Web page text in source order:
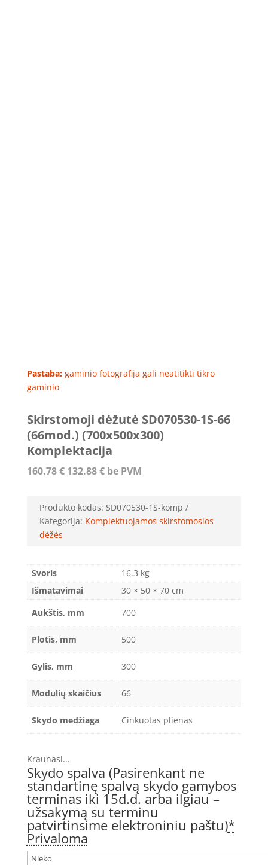
Pastaba:gaminio fotografija gali neatitikti tikro
gaminio
Skirstomoji dėžutė SD070530-1S-66
(66mod.) (700x500x300)
Komplektacija
160.78€ 132.88€be PVM
Produkto kodas: SD070530-1S-komp
Kategorija: Komplektuojamos skirstomosios
dėžės
Svoris
16.3 kg
Išmatavimai
30 × 50 × 70 cm
Aukštis, mm
700
Plotis, mm 500
Gylis, mm 300
Modulių skaičius 66
Skydo medžiaga Cinkuotas plienas
Kraunasi...
Skydo spalva (Pasirenkant ne
standartinę spalvą skydo gamybos
terminas iki 15d.d. arba ilgiau –
užsakymą su terminu
patvirtinsime elektroniniu paštu)*
Privaloma